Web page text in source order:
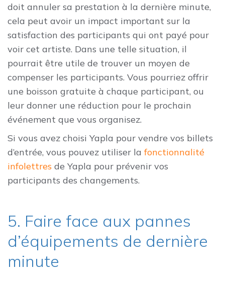
doit annuler sa prestation à la dernière minute,
cela peut avoir un impact important sur la
satisfaction des participants qui ont payé pour
voir cet artiste. Dans une telle situation, il
pourrait être utile de trouver un moyen de
compenser les participants. Vous pourriez offrir
une boisson gratuite à chaque participant, ou
leur donner une réduction pour le prochain
événement que vous organisez.
Si vous avez choisi Yapla pour vendre vos billets
d’entrée, vous pouvez utiliser la fonctionnalité
infolettres de Yapla pour prévenir vos
participants des changements.
5. Faire face aux pannes
d’équipements de dernière
minute